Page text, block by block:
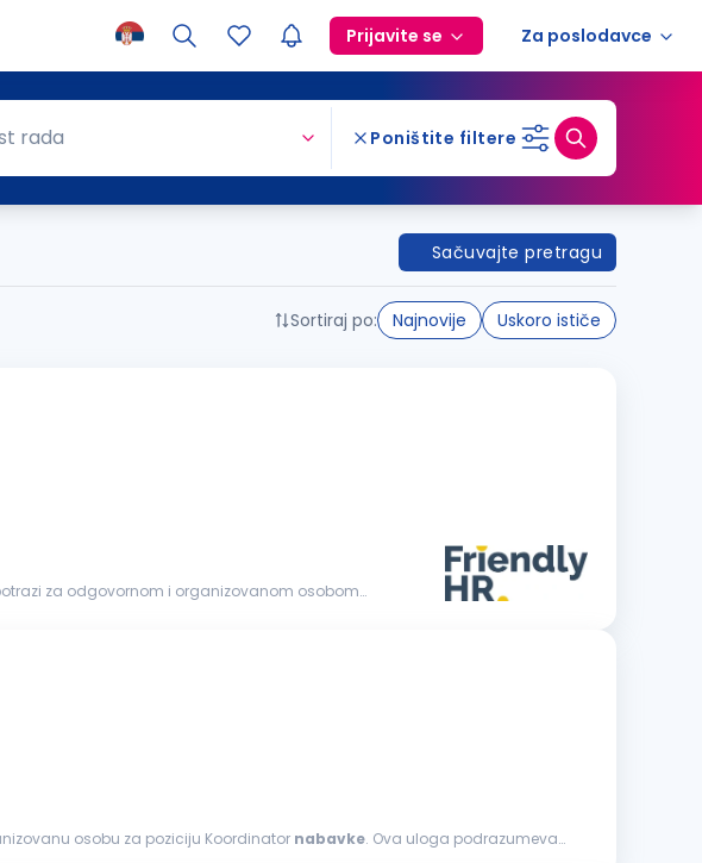
Prijavite se Za poslodavce
rada Poništite filtere
Sačuvajte pretragu
Sortiraj po: Najnovije Uskoro ističe
za odgovornom i organizovanom osobom
osobu za poziciju Koordinator nabavke. Ova uloga podrazumeva